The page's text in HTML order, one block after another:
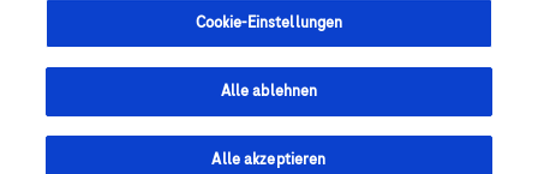
Sie hier mehr!
Cookie-Einstellungen
Alle ablehnen
Alle akzeptieren